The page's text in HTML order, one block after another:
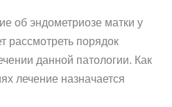
об эндометриозе матки у
порядок
данной патологии. Как
лечение назначается